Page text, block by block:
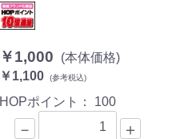
￥1,000
(本体価格)
￥1,100
(参考税込)
HOPポイント： 100
－ ＋